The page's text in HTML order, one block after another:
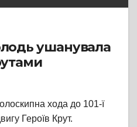
ушанувала
хода до 101-ї
Героїв Крут.